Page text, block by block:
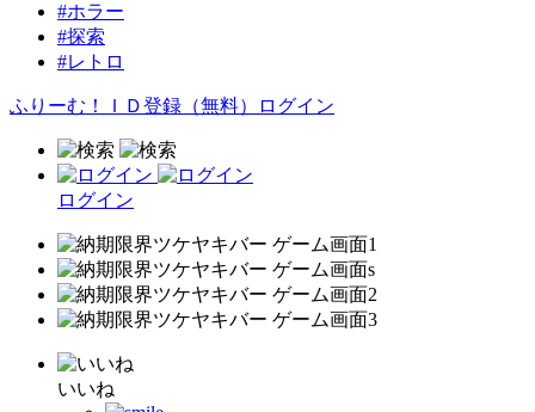
#ホラー
#探索
#レトロ
ふりーむ！ＩＤ登録（無料） ログイン
ログイン
いいね